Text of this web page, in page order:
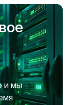
и мы